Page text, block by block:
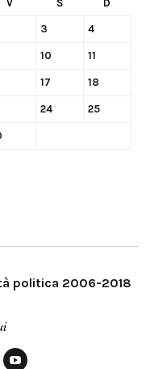
V S D
3 4
10 11
17 18
24 25
politica 2006-2018